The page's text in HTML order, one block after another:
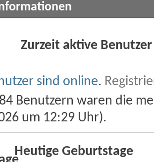
Zurzeit aktive Benutzer
sind online.
Benutzern waren die
um 12:29 Uhr).
Heutige Geburtstage